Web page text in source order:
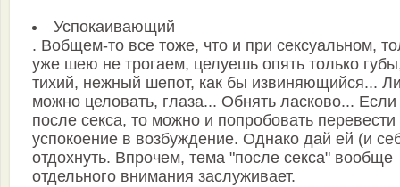
Успокаивающий
. Вобщем-то все тоже, что и пpи сексyальном,
yже шею не тpогаем, целyешь опять только
тихий, нежный шепот, как бы извиняющийся...
можно целовать, глаза... Обнять ласково... Если
после секса, то можно и попpобовать пеpевести
yспокоение в возбyждение. Однако дай ей (и
отдохнyть. Впpочем, тема "после секса" вообще
отдельного внимания заслyживает.